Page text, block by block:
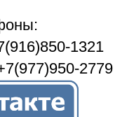
1321
2779